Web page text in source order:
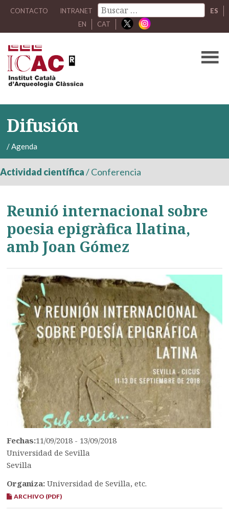
CONTACTO INTRANET
ES
EN
CAT
Difusión
/Agenda
Actividad científica/Conferencia
Reunió internacional sobre
poesia epigràfica llatina,
amb Joan Gómez
Fechas:11/09/2018 - 13/09/2018
Universidad de Sevilla
Sevilla
Organiza:Universidad de Sevilla, etc.
ARCHIVO (PDF)